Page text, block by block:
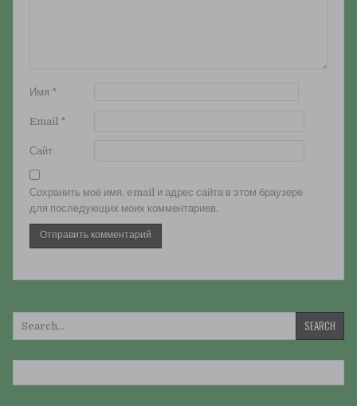
Имя *
Email *
Сайт
Сохранить моё имя, email и адрес сайта в этом браузере
для последующих моих комментариев.